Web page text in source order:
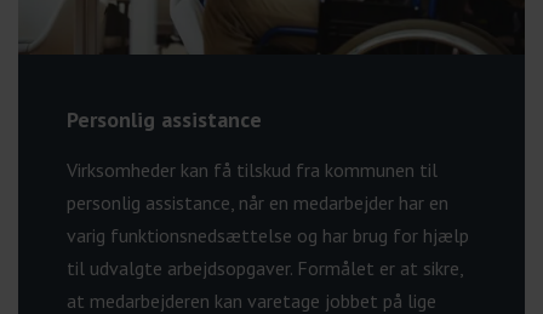
Personlig assistance
Virksomheder kan få tilskud fra kommunen til
personlig assistance, når en medarbejder har en
varig funktionsnedsættelse og har brug for hjælp
til udvalgte arbejdsopgaver. Formålet er at sikre,
at medarbejderen kan varetage jobbet på lige